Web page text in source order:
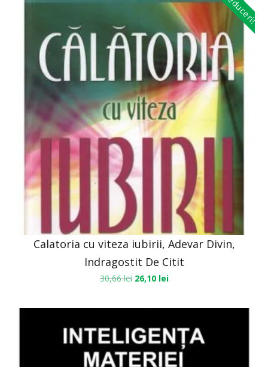
Reduceri!
Calatoria cu viteza iubirii, Adevar Divin,
Indragostit De Citit
30,66lei 26,10 lei